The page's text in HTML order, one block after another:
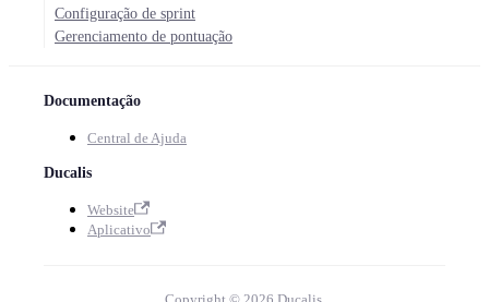
Configuração de sprint
Gerenciamento de pontuação
Documentação
Central de Ajuda
Ducalis
Website
Aplicativo